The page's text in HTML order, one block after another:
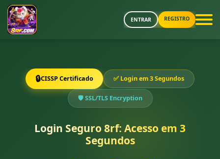
ENTRAR REGISTRO
🔒CISSP Certificado ✅ Login em 3 Segundos
🛡️ SSL/TLS Encryption
Login Seguro 8rf: Acesso em 3
Segundos